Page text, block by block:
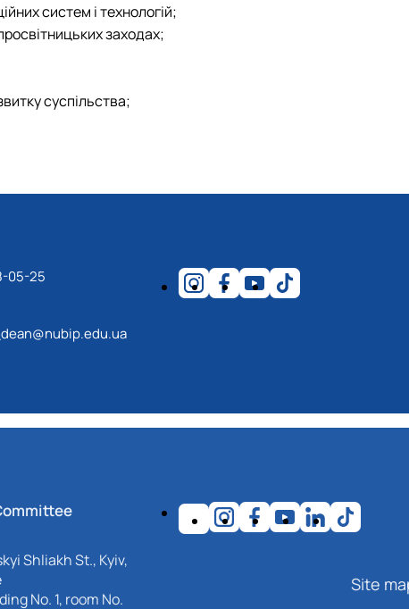
систем і технологій;
заходах;
суспільства;
05-25
Shliakh St., Kyiv,
No. 1, room No.
Site